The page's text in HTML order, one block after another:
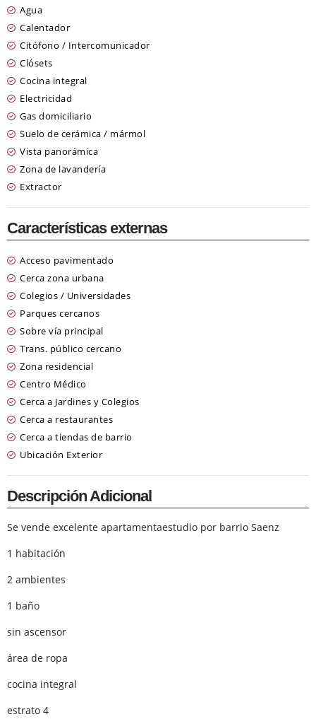
Agua
Calentador
Citófono / Intercomunicador
Clósets
Cocina integral
Electricidad
Gas domiciliario
Suelo de cerámica / mármol
Vista panorámica
Zona de lavandería
Extractor
Características externas
Acceso pavimentado
Cerca zona urbana
Colegios / Universidades
Parques cercanos
Sobre vía principal
Trans. público cercano
Zona residencial
Centro Médico
Cerca a Jardines y Colegios
Cerca a restaurantes
Cerca a tiendas de barrio
Ubicación Exterior
Descripción Adicional
Se vende excelente apartamentaestudio por barrio Saenz
1 habitación
2 ambientes
1 baño
sin ascensor
área de ropa
cocina integral
estrato 4